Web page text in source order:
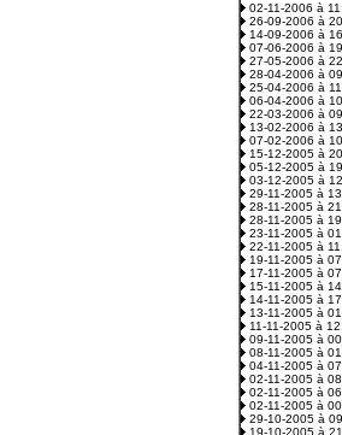
02-11-2006 à
26-09-2006 à
14-09-2006 à
07-06-2006 à
27-05-2006 à
28-04-2006 à
25-04-2006 à
06-04-2006 à
22-03-2006 à
13-02-2006 à
07-02-2006 à
15-12-2005 à
05-12-2005 à
03-12-2005 à
29-11-2005 à
28-11-2005 à
28-11-2005 à
23-11-2005 à
22-11-2005 à
19-11-2005 à
17-11-2005 à
15-11-2005 à
14-11-2005 à
13-11-2005 à
11-11-2005 à
09-11-2005 à
08-11-2005 à
04-11-2005 à
02-11-2005 à
02-11-2005 à
02-11-2005 à
29-10-2005 à
19-10-2005 à